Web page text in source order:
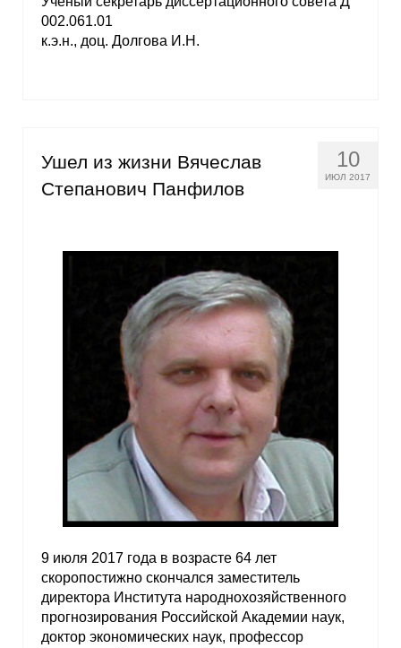
002.061.01
к.э.н., доц. Долгова И.Н.
10
ИЮЛ 2017
Ушел из жизни Вячеслав
Степанович Панфилов
9 июля 2017 года в возрасте 64 лет
скоропостижно скончался заместитель
директора Института народнохозяйственного
прогнозирования Российской Академии наук,
доктор экономических наук, профессор